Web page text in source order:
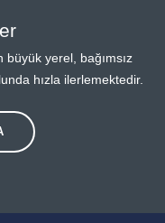
yerel, bağımsız
hızla ilerlemektedir.